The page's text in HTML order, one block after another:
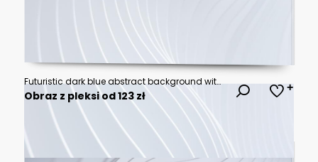
Futuristic dark blue abstract background with soft glowing wave gradients..vector illustration.
Obraz z pleksi od 123 zł